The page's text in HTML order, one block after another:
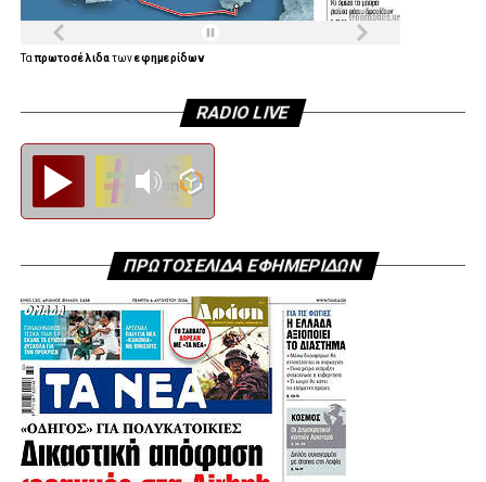
Ταπρωτοσέλιδατωνεφημερίδων
RADIO LIVE
ΠΡΩΤΟΣΕΛΙΔΑ ΕΦΗΜΕΡΙΔΩΝ